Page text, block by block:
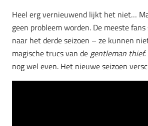
Heel erg vernieuwend lijkt het niet…
geen probleem worden. De meeste
naar het derde seizoen – ze kunnen
magische trucs van degentleman thief.
nog wel even. Het nieuwe seizoen